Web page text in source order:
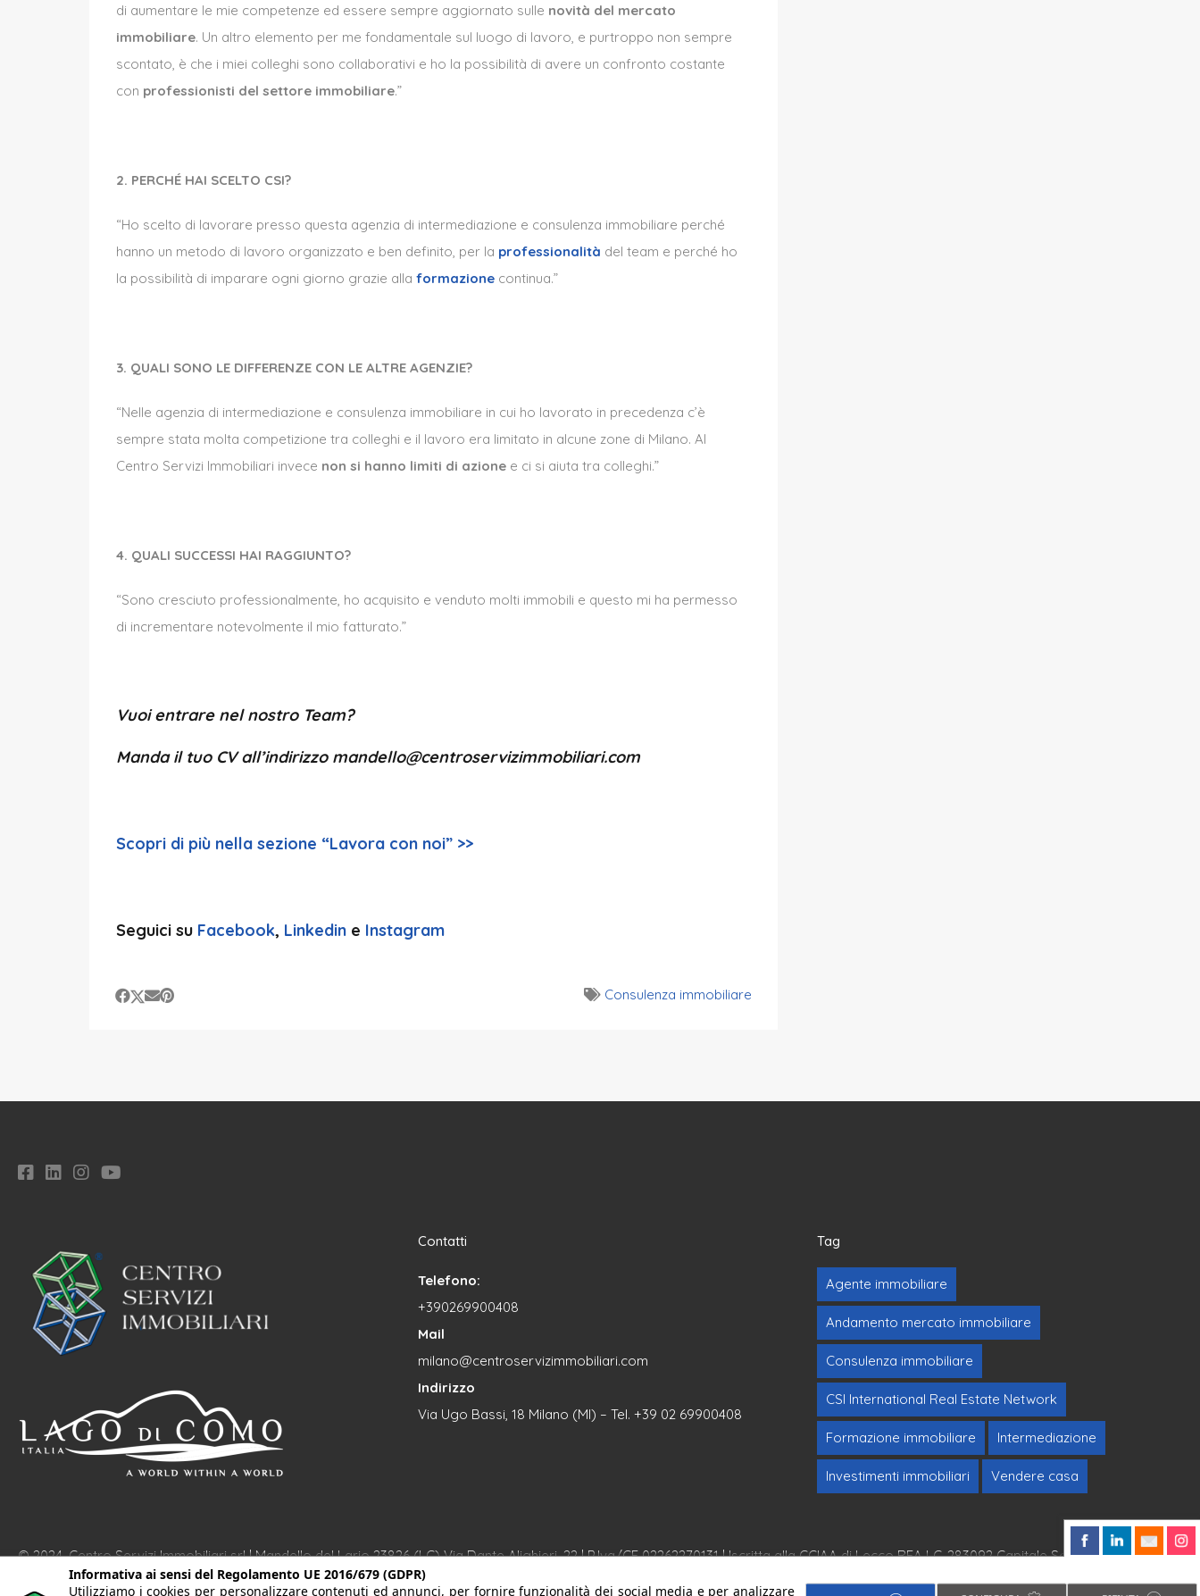
di aumentare le mie competenze ed essere sempre aggiornato sulle novità del mercato
immobiliare. Un altro elemento per me fondamentale sul luogo di lavoro, e purtroppo non sempre
scontato, è che i miei colleghi sono collaborativi e ho la possibilità di avere un confronto costante
con professionisti del settore immobiliare.”
2️. PERCHÉ HAI SCELTO CSI?
“Ho scelto di lavorare presso questa agenzia di intermediazione e consulenza immobiliare perché
hanno un metodo di lavoro organizzato e ben definito, per la professionalità del team e perché ho
la possibilità di imparare ogni giorno grazie alla formazione continua.”
3️. QUALI SONO LE DIFFERENZE CON LE ALTRE AGENZIE?
“Nelle agenzia di intermediazione e consulenza immobiliare in cui ho lavorato in precedenza c’è
sempre stata molta competizione tra colleghi e il lavoro era limitato in alcune zone di Milano. Al
Centro Servizi Immobiliari invece non si hanno limiti di azione e ci si aiuta tra colleghi.”
4️. QUALI SUCCESSI HAI RAGGIUNTO?
“Sono cresciuto professionalmente, ho acquisito e venduto molti immobili e questo mi ha permesso
di incrementare notevolmente il mio fatturato.”
Vuoi entrare nel nostro Team?
Manda il tuo CV all’indirizzo mandello@centroservizimmobiliari.com
Scopri di più nella sezione “Lavora con noi” >>
Seguici su Facebook, Linkedin e Instagram
Consulenza immobiliare
Contatti
Telefono:
+390269900408
Mail
milano@centroservizimmobiliari.com
Indirizzo
Via Ugo Bassi, 18 Milano (MI) – Tel. +39 02 69900408
Tag
Agente immobiliare
Andamento mercato immobiliare
Consulenza immobiliare
CSI International Real Estate Network
Formazione immobiliare Intermediazione
Investimenti immobiliari Vendere casa
© 2024. Centro Servizi Immobiliari srl | Mandello del Lario 23826 (LC) Via Dante Alighieri, 22 | P.Iva/CF 02262270131 | Iscritta alla CCIAA di Lecco REA LC-283092 Capitale Sociale Euro
10.400,00 I.V. | PEC:centroserviziimmobiliare@pec.it| Alcune immagini del sito sono utilizzate su licenza di Shutterstock.com e rispettivi autori
Informativa ai sensi del Regolamento UE 2016/679 (GDPR)
Utilizziamo i cookies per personalizzare contenuti ed annunci, per fornire funzionalità dei social media e per analizzare